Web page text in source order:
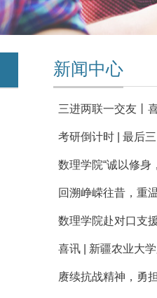
新闻中心
三进两联一交友丨
考研倒计时 | 最后
数理学院“诚以修身
回溯峥嵘往昔，重
数理学院赴对口支
喜讯 | 新疆农业大
赓续抗战精神，勇